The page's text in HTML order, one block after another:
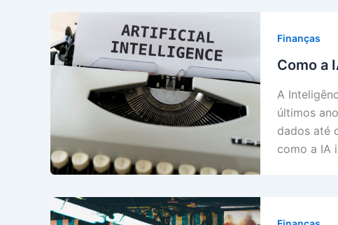
Finanças
Como a
A
últimos
dados até
como a IA